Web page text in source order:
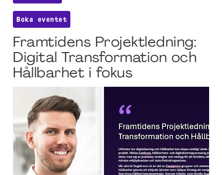
Boka eventet
Framtidens Projektledning:
Digital Transformation och
Hållbarhet i fokus